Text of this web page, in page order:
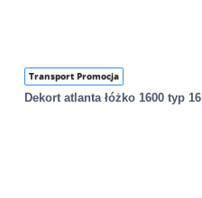
Transport Promocja
Dekort atlanta łóżko 1600 typ 16